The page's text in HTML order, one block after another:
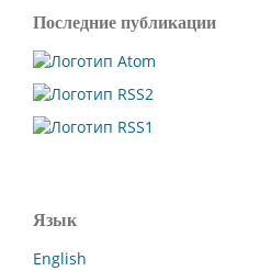
Последние публикации
Язык
English